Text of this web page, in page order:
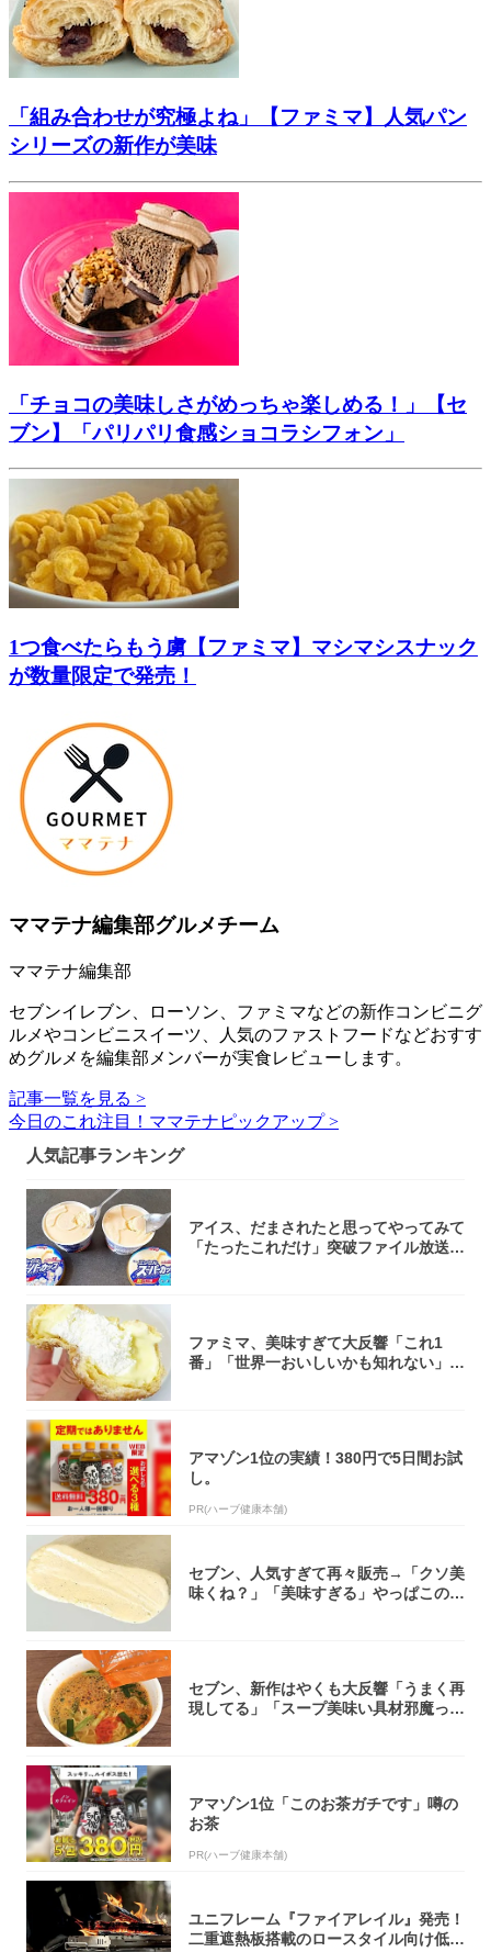
「組み合わせが究極よね」【ファミマ】人気パン
シリーズの新作が美味
「チョコの美味しさがめっちゃ楽しめる！」【セ
ブン】「パリパリ食感ショコラシフォン」
1つ食べたらもう虜【ファミマ】マシマシスナック
が数量限定で発売！
ママテナ編集部グルメチーム
ママテナ編集部
セブンイレブン、ローソン、ファミマなどの新作コンビニグ
ルメやコンビニスイーツ、人気のファストフードなどおすす
めグルメを編集部メンバーが実食レビューします。
記事一覧を見る >
今日のこれ注目！ママテナピックアップ >
人気記事ランキング
アイス、だまされたと思ってやってみて
「たったこれだけ」突破ファイル放送で
ファミマ、美味すぎて大反響「これ1
番」「世界一おいしいかも知れない」
アマゾン1位の実績！380円で5日間お試
し。
PR(ハーブ健康本舗)
セブン、人気すぎて再々販売→「クソ美
味くね？」「美味すぎる」やっぱこのク
セブン、新作はやくも大反響「うまく再
現してる」「スープ美味い具材邪魔って
アマゾン1位「このお茶ガチです」噂の
お茶
PR(ハーブ健康本舗)
ユニフレーム『ファイアレイル』発売！
二重遮熱板搭載のロースタイル向け低型